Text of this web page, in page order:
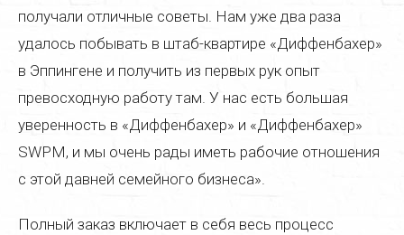
получали отличные советы. Нам уже два раза
удалось побывать в штаб-квартире «Диффенбахер»
в Эппингене и получить из первых рук опыт
превосходную работу там. У нас есть большая
уверенность в «Диффенбахер» и «Диффенбахер»
SWPM, и мы очень рады иметь рабочие отношения
с этой давней семейного бизнеса».
Полный заказ включает в себя весь процесс